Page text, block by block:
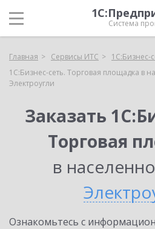
Система
Главная Сервисы ИТС
1С:Бизнес-
1С:Бизнес-сеть. Торговая площадка в
Электроугли
Заказать
Торговая
в
Ознакомьтесь с